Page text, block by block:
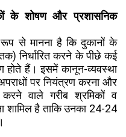
के शोषण और प्रशासनिक
रूप से मानना है कि दुकानों के
निर्धारित करने के पीछे कई
होते हैं। इसमें कानून-व्यवस्था
पर नियंत्रण करना और
वाले गरीब श्रमिकों व
शामिल है ताकि उनका 24-24